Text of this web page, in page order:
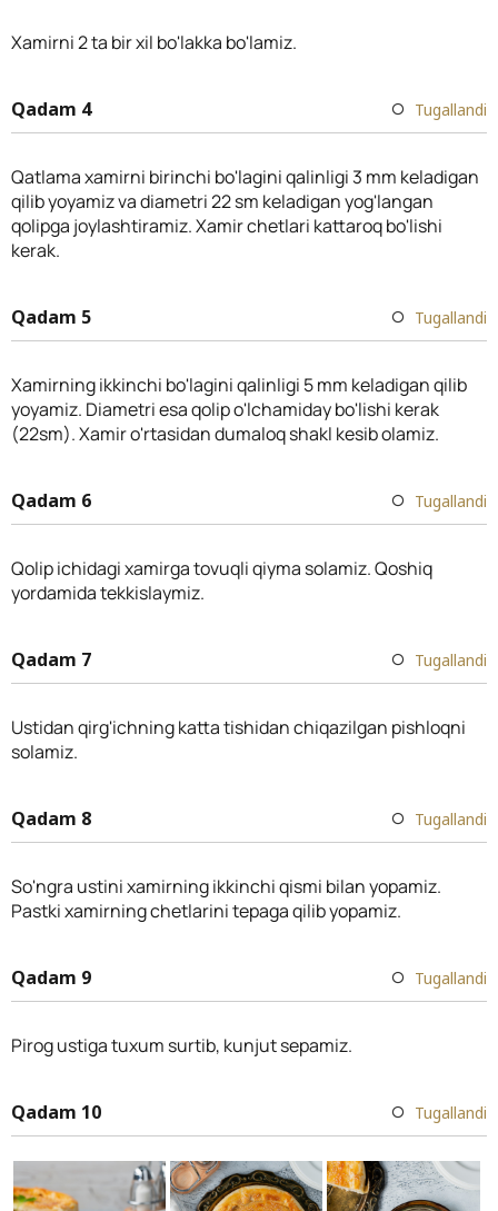
Xamirni 2 ta bir xil bo'lakka bo'lamiz.
Qadam 4 Tugallandi
Qatlama xamirni birinchi bo'lagini qalinligi 3 mm keladigan
qilib yoyamiz va diametri 22 sm keladigan yog'langan
qolipga joylashtiramiz. Xamir chetlari kattaroq bo'lishi
kerak.
Qadam 5 Tugallandi
Xamirning ikkinchi bo'lagini qalinligi 5 mm keladigan qilib
yoyamiz. Diametri esa qolip o'lchamiday bo'lishi kerak
(22sm). Xamir o'rtasidan dumaloq shakl kesib olamiz.
Qadam 6 Tugallandi
Qolip ichidagi xamirga tovuqli qiyma solamiz. Qoshiq
yordamida tekkislaymiz.
Qadam 7 Tugallandi
Ustidan qirg'ichning katta tishidan chiqazilgan pishloqni
solamiz.
Qadam 8 Tugallandi
So'ngra ustini xamirning ikkinchi qismi bilan yopamiz.
Pastki xamirning chetlarini tepaga qilib yopamiz.
Qadam 9 Tugallandi
Pirog ustiga tuxum surtib, kunjut sepamiz.
Qadam 10 Tugallandi